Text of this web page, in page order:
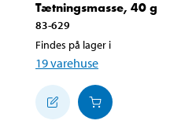
Tætningsmasse, 40 g
83-629
Findes på lager i
19varehuse